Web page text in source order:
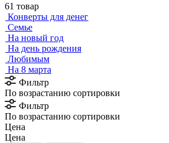
61 товар
Конверты для денег
Семье
На новый год
На день рождения
Любимым
На 8 марта
Фильтр
По возрастанию сортировки
Фильтр
По возрастанию сортировки
Цена
Цена